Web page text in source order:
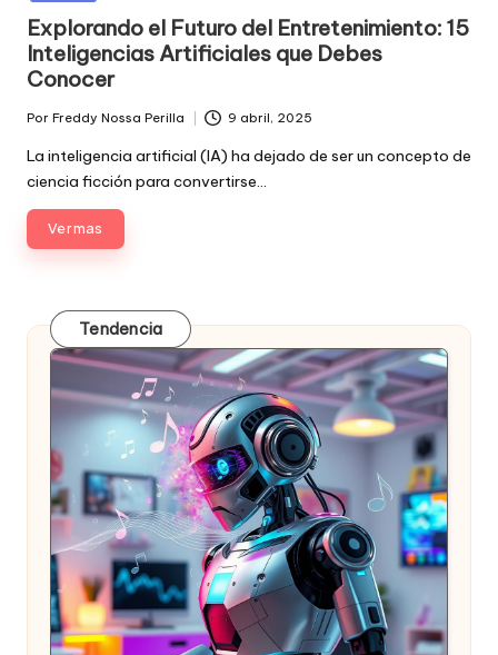
Explorando el Futuro del Entretenimiento: 15
Inteligencias Artificiales que Debes
Conocer
Publicado
por
Por Freddy Nossa Perilla 9 abril, 2025
La inteligencia artificial (IA) ha dejado de ser un concepto de
ciencia ficción para convertirse…
Ver mas
Tendencia